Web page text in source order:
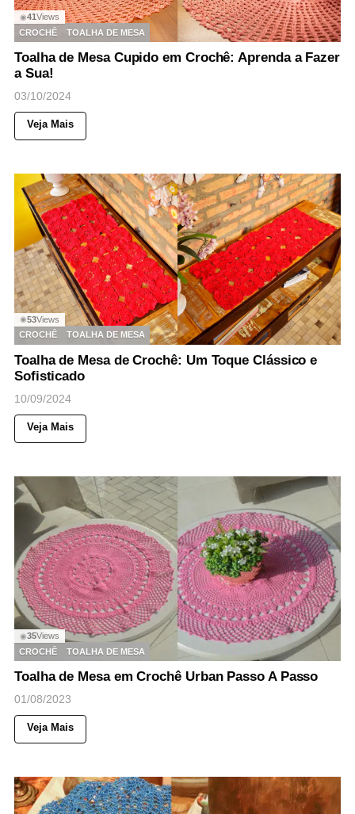
◉41 Views
CROCHÊ
TOALHA DE MESA
Toalha de Mesa Cupido em Crochê: Aprenda a Fazer
a Sua!
03/10/2024
Veja Mais
◉53Views
CROCHÊ
TOALHA DE MESA
Toalha de Mesa de Crochê: Um Toque Clássico e
Sofisticado
10/09/2024
Veja Mais
◉35Views
CROCHÊ
TOALHA DE MESA
Toalha de Mesa em Crochê Urban Passo A Passo
01/08/2023
Veja Mais